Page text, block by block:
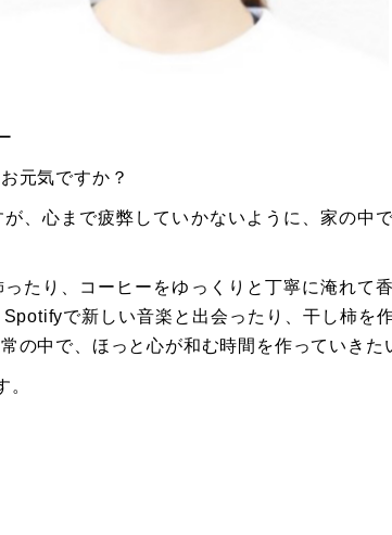
元気ですか？
、心まで疲弊していかないように、家の中
たり、コーヒーをゆっくりと丁寧に淹れて
で新しい音楽と出会ったり、干し柿を
の中で、ほっと心が和む時間を作っていきた